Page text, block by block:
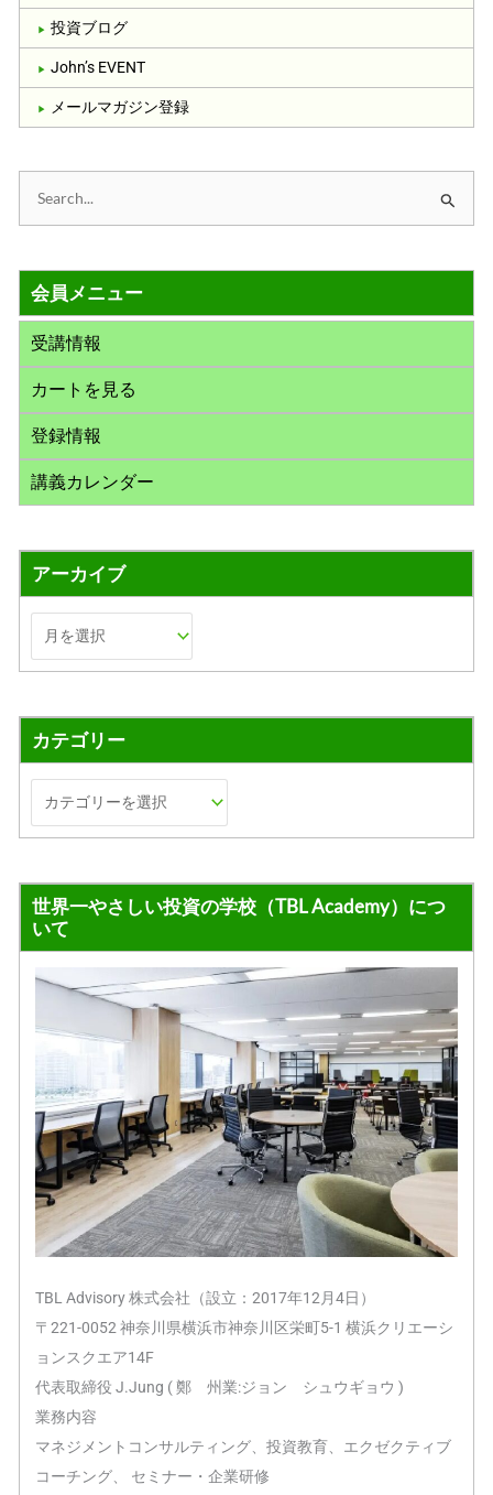
投資ブログ
John’s EVENT
メールマガジン登録
象
:
会員メニュー
受講情報
カートを見る
登録情報
講義カレンダー
アーカイブ
カテゴリー
世界一やさしい投資の学校（TBL Academy）につ
いて
TBL Advisory 株式会社（設立：2017年12月4日）
〒221-0052 神奈川県横浜市神奈川区栄町5-1 横浜クリエーシ
ョンスクエア14F
代表取締役 J.Jung ( 鄭 州業:ジョン シュウギョウ )
業務内容
マネジメントコンサルティング、投資教育、エクゼクティブ
コーチング、 セミナー・企業研修